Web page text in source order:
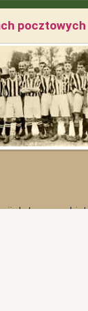
pocztowych
dotyczący